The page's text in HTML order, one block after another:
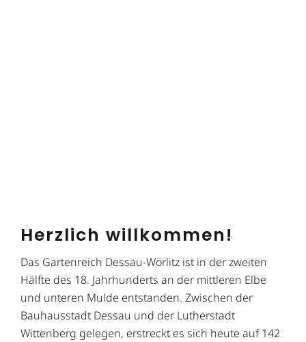
Herzlich willkommen!
Das Gartenreich Dessau-Wörlitz ist in der zweiten
Hälfte des 18. Jahrhunderts an der mittleren Elbe
und unteren Mulde entstanden. Zwischen der
Bauhausstadt Dessau und der Lutherstadt
Wittenberg gelegen, erstreckt es sich heute auf 142